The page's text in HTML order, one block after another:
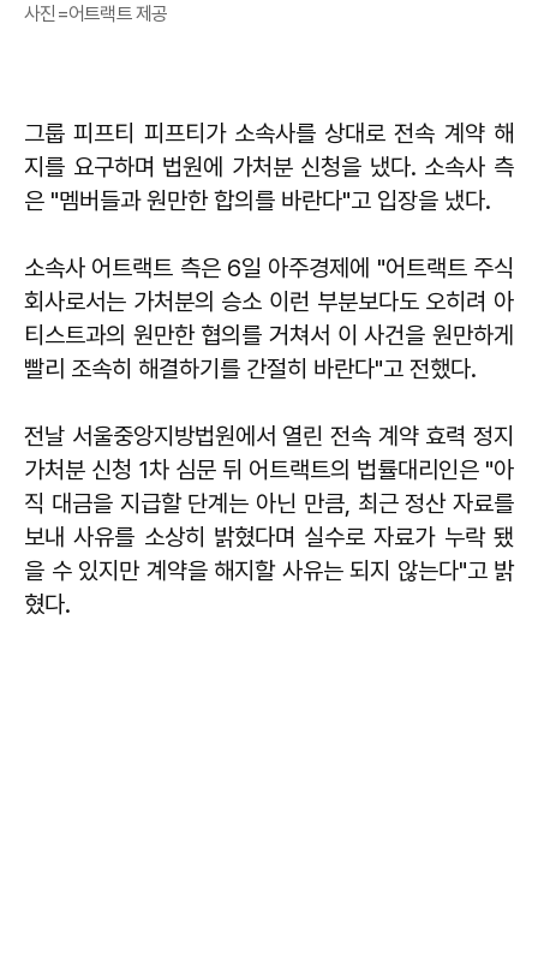
사진=어트랙트 제공
그룹 피프티 피프티가 소속사를 상대로 전속 계약 해
지를 요구하며 법원에 가처분 신청을 냈다. 소속사 측
은 "멤버들과 원만한 합의를 바란다"고 입장을 냈다.
소속사 어트랙트 측은 6일 아주경제에 "어트랙트 주식
회사로서는 가처분의 승소 이런 부분보다도 오히려 아
티스트과의 원만한 협의를 거쳐서 이 사건을 원만하게
빨리 조속히 해결하기를 간절히 바란다"고 전했다.
전날 서울중앙지방법원에서 열린 전속 계약 효력 정지
가처분 신청 1차 심문 뒤 어트랙트의 법률대리인은 "아
직 대금을 지급할 단계는 아닌 만큼, 최근 정산 자료를
보내 사유를 소상히 밝혔다며 실수로 자료가 누락 됐
을 수 있지만 계약을 해지할 사유는 되지 않는다"고 밝
혔다.